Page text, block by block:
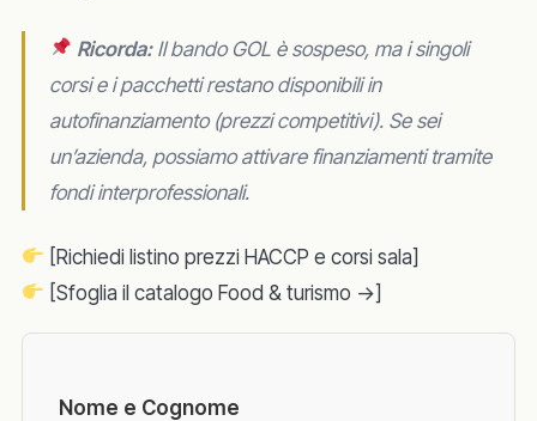
Ricorda:Il bando GOL è sospeso, ma i singoli
corsi e i pacchetti restano disponibili in
autofinanziamento (prezzi competitivi). Se sei
un’azienda, possiamo attivare finanziamenti tramite
fondi interprofessionali.
[Richiedi listino prezzi HACCP e corsi sala]
[Sfoglia il catalogo Food & turismo →]
Nome e Cognome